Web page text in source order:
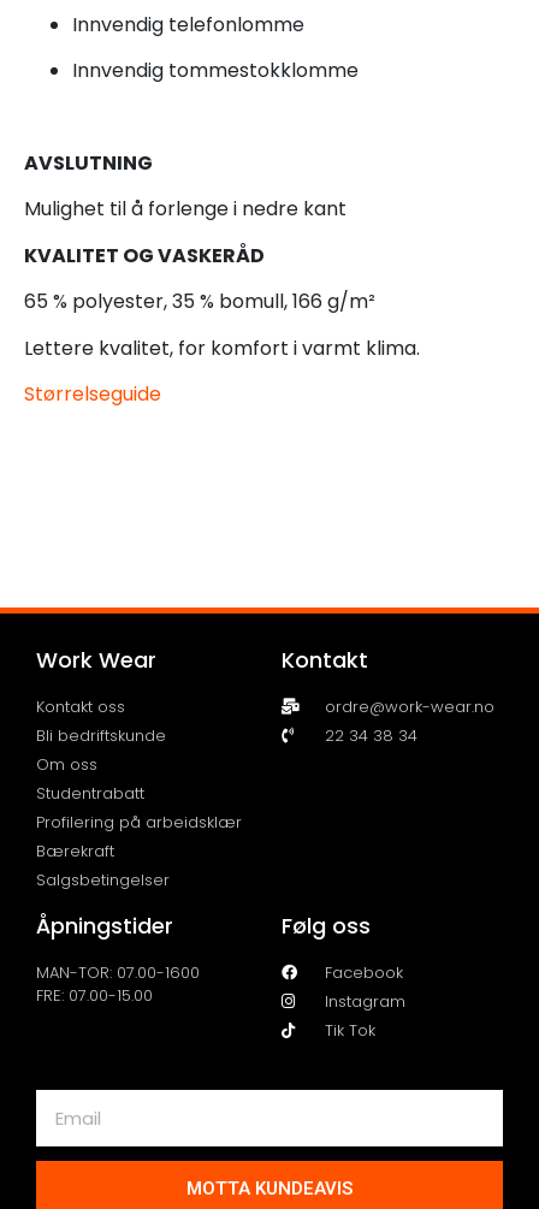
Innvendig telefonlomme
Innvendig tommestokklomme
AVSLUTNING
Mulighet til å forlenge i nedre kant
KVALITET OG VASKERÅD
65 % polyester, 35 % bomull, 166 g/m²
Lettere kvalitet, for komfort i varmt klima.
Størrelseguide
Work Wear
Kontakt oss
Bli bedriftskunde
Om oss
Studentrabatt
Profilering på arbeidsklær
Bærekraft
Salgsbetingelser
Kontakt
ordre@work-wear.no
22 34 38 34
Åpningstider
MAN-TOR: 07.00-1600
FRE: 07.00-15.00
Følg oss
Facebook
Instagram
Tik Tok
MOTTA KUNDEAVIS